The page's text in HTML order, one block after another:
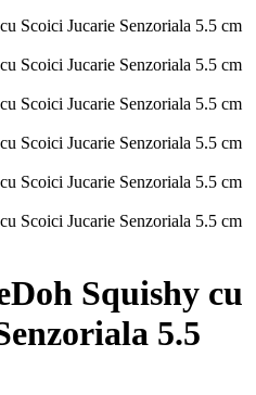
Squishy cu
5.5